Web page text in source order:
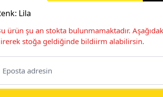
: Lila
ürün şu an stokta bulunmamaktadır.
stoğa geldiğinde bildiirm alabilirsin.